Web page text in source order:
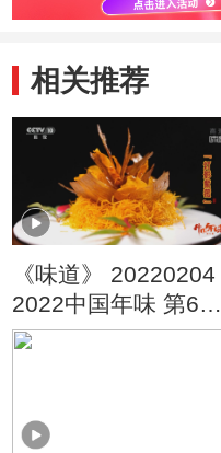
相关推荐
《味道》 20220204
2022中国年味 第6集
四川达州